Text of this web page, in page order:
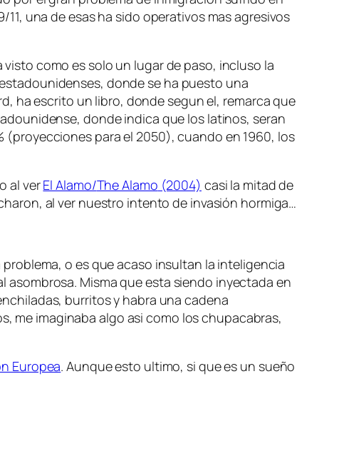
una de esas ha sido operativos mas agresivos
como es solo un lugar de paso, incluso la
donde se ha puesto una
ha escrito un libro, donde segun el, remarca que
donde indica que los latinos, seran
para el 2050), cuando en 1960, los
al verEl Alamo/The Alamo (2004) casi la mitad de
al ver nuestro intento de invasión hormiga…
o es que acaso insultan la inteligencia
Misma que esta siendo inyectada en
burritos y habra una cadena
me imaginaba algo asi como los chupacabras,
Europea. Aunque esto ultimo, si que es un sueño